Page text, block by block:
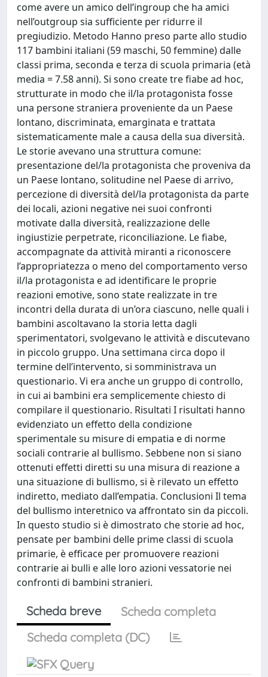
come avere un amico dell’ingroup che ha amici
nell’outgroup sia sufficiente per ridurre il
pregiudizio. Metodo Hanno preso parte allo studio
117 bambini italiani (59 maschi, 50 femmine) dalle
classi prima, seconda e terza di scuola primaria (età
media = 7.58 anni). Si sono create tre fiabe ad hoc,
strutturate in modo che il/la protagonista fosse
una persone straniera proveniente da un Paese
lontano, discriminata, emarginata e trattata
sistematicamente male a causa della sua diversità.
Le storie avevano una struttura comune:
presentazione del/la protagonista che proveniva da
un Paese lontano, solitudine nel Paese di arrivo,
percezione di diversità del/la protagonista da parte
dei locali, azioni negative nei suoi confronti
motivate dalla diversità, realizzazione delle
ingiustizie perpetrate, riconciliazione. Le fiabe,
accompagnate da attività miranti a riconoscere
l’appropriatezza o meno del comportamento verso
il/la protagonista e ad identificare le proprie
reazioni emotive, sono state realizzate in tre
incontri della durata di un’ora ciascuno, nelle quali i
bambini ascoltavano la storia letta dagli
sperimentatori, svolgevano le attività e discutevano
in piccolo gruppo. Una settimana circa dopo il
termine dell’intervento, si somministrava un
questionario. Vi era anche un gruppo di controllo,
in cui ai bambini era semplicemente chiesto di
compilare il questionario. Risultati I risultati hanno
evidenziato un effetto della condizione
sperimentale su misure di empatia e di norme
sociali contrarie al bullismo. Sebbene non si siano
ottenuti effetti diretti su una misura di reazione a
una situazione di bullismo, si è rilevato un effetto
indiretto, mediato dall’empatia. Conclusioni Il tema
del bullismo interetnico va affrontato sin da piccoli.
In questo studio si è dimostrato che storie ad hoc,
pensate per bambini delle prime classi di scuola
primarie, è efficace per promuovere reazioni
contrarie ai bulli e alle loro azioni vessatorie nei
confronti di bambini stranieri.
Scheda breve
Scheda completa
Scheda completa (DC)